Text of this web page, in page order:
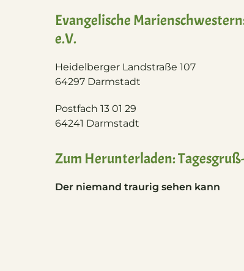
Evangelische
e.V.
Heidelberger Landstraße 107
64297 Darmstadt
Postfach 13 01 29
64241 Darmstadt
Zum Herunterladen:
Der niemand traurig sehen kann